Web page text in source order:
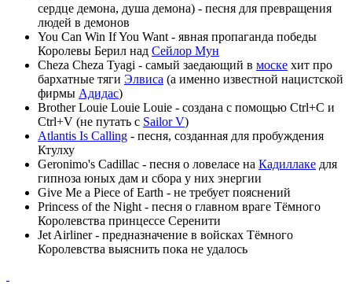
сердце демона, душа демона) - песня для превращения
людей в демонов
You Can Win If You Want - явная пропаганда победы
Королевы Берил над Сейлор Мун
Cheza Cheza Tyagi - самый заедающий в моске хит про
бархатные тяги Элвиса (а именно известной нацистской
фирмы Адидас)
Brother Louie Louie Louie - создана с помощью Ctrl+C и
Ctrl+V (не путать с Sailor V)
Atlantis Is Calling - песня, созданная для пробуждения
Ктулху
Geronimo's Cadillac - песня о ловеласе на Кадиллаке для
гипноза юных дам и сбора у них энергии
Give Me a Piece of Earth - не требует пояснений
Princess of the Night - песня о главном враге Тёмного
Королевства принцессе Серенити
Jet Airliner - предназначение в войсках Тёмного
Королевства выяснить пока не удалось